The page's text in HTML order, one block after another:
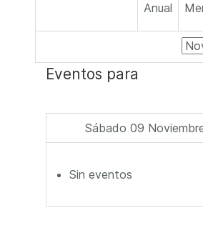
Anual
Eventos para
Sábado 09
Sin eventos